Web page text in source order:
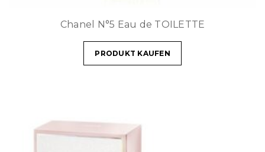
Chanel N°5 Eau de TOILETTE
PRODUKT KAUFEN